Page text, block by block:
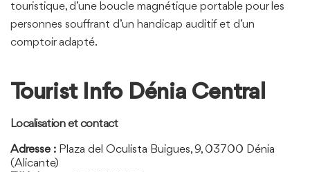
touristique, d’une boucle magnétique portable pour les
personnes souffrant d’un handicap auditif et d’un
comptoir adapté.
Tourist Info Dénia Central
Localisation et contact
Adresse : Plaza del Oculista Buigues, 9, 03700 Dénia
(Alicante)